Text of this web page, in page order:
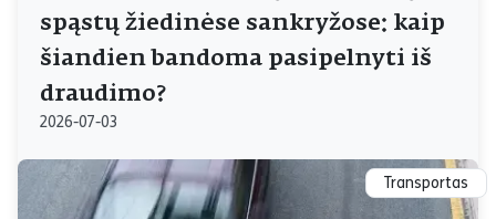
Transportas
spąstų žiedinėse sankryžose: kaip
šiandien bandoma pasipelnyti iš
draudimo?
2026-07-03